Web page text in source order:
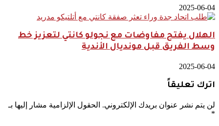
2025-06-04
الهلال يفتح مفاوضات مع نجولو كانتي لتعزيز خط
وسط الفريق قبل مونديال الأندية
2025-06-04
اترك تعليقاً
لن يتم نشر عنوان بريدك الإلكتروني. الحقول الإلزامية مشار إليها بـ
*